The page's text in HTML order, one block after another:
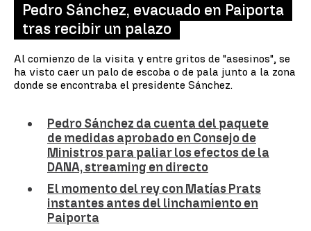
Pedro Sánchez, evacuado en Paiporta
tras recibir un palazo
Al comienzo de la visita y entre gritos de "asesinos", se
ha visto caer un palo de escoba o de pala junto a la zona
donde se encontraba el presidente Sánchez.
Pedro Sánchez da cuenta del paquete
de medidas aprobado en Consejo de
Ministros para paliar los efectos de la
DANA, streaming en directo
El momento del rey con Matías Prats
instantes antes del linchamiento en
Paiporta